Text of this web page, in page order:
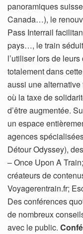
panoramiques
Canada…), le
Pass Interrail
pays…, le train
l’utiliser lors de
totalement dans
aussi une alternative
où la taxe de
d’être augmentée.
un espace
agences
Détour Odyssey),
– Once Upon A
créateurs de
Voyagerentrain.fr;
Des conférences
de nombreux
avec le public.